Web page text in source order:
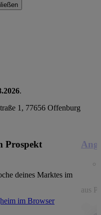
.
1, 77656 Offenburg
Prospekt
deines Marktes im
im Browser
aus